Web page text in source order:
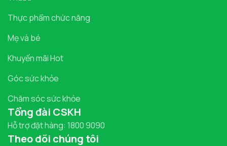
Thực phẩm chức năng
Mẹ và bé
Khuyến mãi Hot
Góc sức khỏe
Chăm sóc sức khỏe
Tổng đài CSKH
Hỗ trợ đặt hàng: 1800 9090
Theo dõi chúng tôi